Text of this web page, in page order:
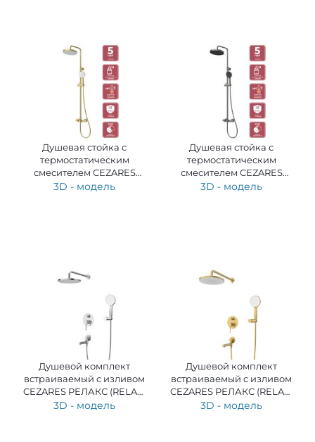
Душевая стойка с
термостатическим
смесителем CEZARES
ДОЖДЬ (RAIN) RAIN1-CD-T-
3D - модель
Душевая стойка с
термостатическим
смесителем CEZARES
ДОЖДЬ (RAIN) RAIN1-CD-T-
3D - модель
Душевой комплект
встраиваемый с изливом
CEZARES РЕЛАКС (RELAX)
RELAX-VDSET-01
3D - модель
Душевой комплект
встраиваемый с изливом
CEZARES РЕЛАКС (RELAX)
RELAX-VDSET-BORO
3D - модель